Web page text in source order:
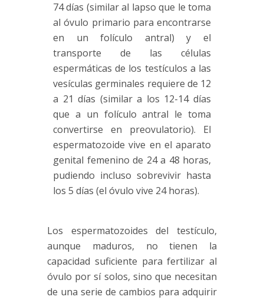
74 días (similar al lapso que le toma
al óvulo primario para encontrarse
en un folículo antral) y el
transporte de las células
espermáticas de los testículos a las
vesículas germinales requiere de 12
a 21 días (similar a los 12-14 días
que a un folículo antral le toma
convertirse en preovulatorio). El
espermatozoide vive en el aparato
genital femenino de 24 a 48 horas,
pudiendo incluso sobrevivir hasta
los 5 días (el óvulo vive 24 horas).
Los espermatozoides del testículo,
aunque maduros, no tienen la
capacidad suficiente para fertilizar al
óvulo por sí solos, sino que necesitan
de una serie de cambios para adquirir